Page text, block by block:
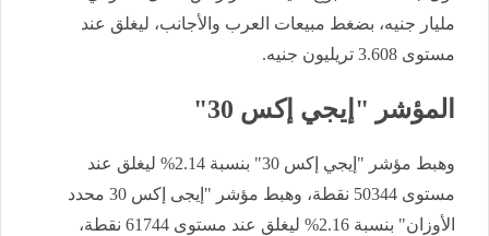
مليار جنيه، بضغط مبيعات العرب والأجانب، ليغلق عند
مستوى 3.608 تريليون جنيه.
المؤشر "إيجي إكس 30"
وهبط مؤشر "إيجي إكس 30" بنسبة 2.14% ليغلق عند
مستوى 50344 نقطة، وهبط مؤشر "إيجى إكس 30 محدد
الأوزان" بنسبة 2.16% ليغلق عند مستوى 61744 نقطة،